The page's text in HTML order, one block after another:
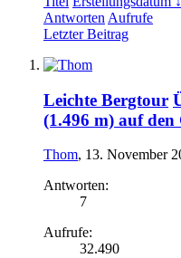
Antworten Aufrufe
Letzter Beitrag
Leichte Bergtour
(1.496 m) auf
Thom, 13. November
Antworten:
7
Aufrufe:
32.490